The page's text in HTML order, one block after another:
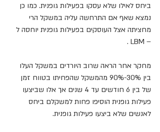
ביחס לאילו שלא עסקו בפעילות גופנית. כמו כן
נמצא שאף אם התרחשה עליה במשקל הרי
מחציתה אצל העוסקים בפעילות גופנית יוחסה ל
– LBM .
מחקר אחר הראה שרוב היורדים במשקל העלו
בין 30%-90% מהמשקל שהפחיתו בטווח זמן
של בין 6 חודשים עד 4 שנים אך אלו שביצעו
פעילות גופנית הוסיפו פחות למשקלם ביחס
לאנשים שלא ביצעו פעילות גופנית.